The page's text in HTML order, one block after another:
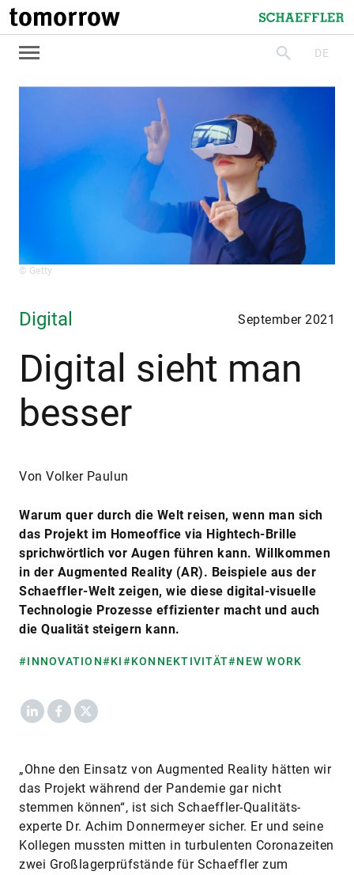
tomorrow
Schaeffler
suchenDE
© Getty
Digital September 2021
Digital sieht man
besser
Von Volker Paulun
Warum quer durch die Welt reisen, wenn man sich
das Projekt im Homeoffice via Hightech-Brille
sprichwörtlich vor Augen führen kann. Willkommen
in der Augmented Reality (AR). Beispiele aus der
Schaeffler-Welt zeigen, wie diese digital-visuelle
Technologie Prozesse effizienter macht und auch
die Qualität steigern kann.
#INNOVATION#KI#KONNEKTIVITÄT#NEW WORK
LinkedInFacebook
X
„Ohne den Einsatz von Augmented Reality hätten wir
das Projekt während der Pandemie gar nicht
stemmen können“, ist sich Schaeffler-Qualitäts­
experte Dr. Achim Donnermeyer sicher. Er und seine
Kollegen mussten mitten in turbulenten Coronazeiten
zwei Großlagerprüfstände für ­Schaeffler zum